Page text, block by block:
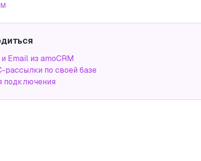
Email из amoCRM
по своей базе
подключения